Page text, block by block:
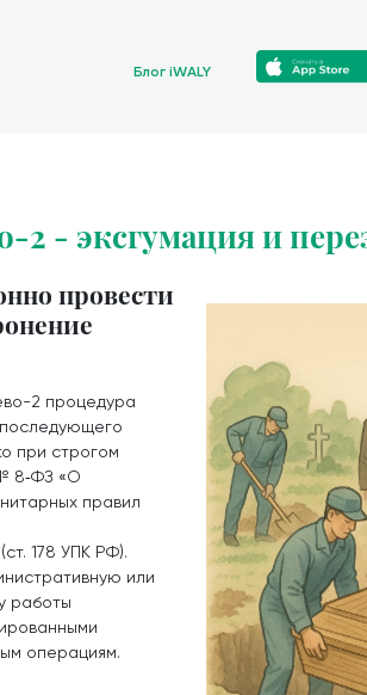
Блог iWALY
- эксгумация и
провести
2 процедура
последующего
при строгом
8‑ФЗ «О
правил
178 УПК РФ).
или
работы
операциям.